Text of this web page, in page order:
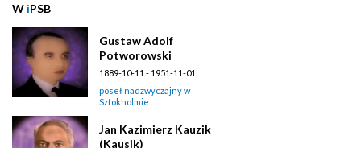
W iPSB
Gustaw Adolf
Potworowski
1889-10-11 - 1951-11-01
poseł nadzwyczajny w
Sztokholmie
Jan Kazimierz Kauzik
(Kausik)